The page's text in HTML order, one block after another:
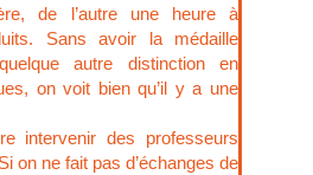
de l’autre une heure à
Sans avoir la médaille
autre distinction en
on voit bien qu’il y a une
intervenir des professeurs
on ne fait pas d’échanges de